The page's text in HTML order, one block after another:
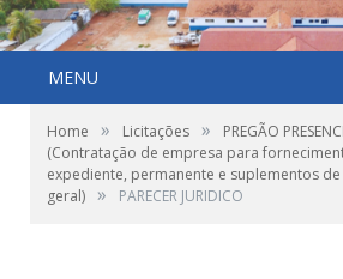
MENU
Home » Licitações »
PREGÃO
(Contratação de empresa para
expediente, permanente e suplementos
geral) » PARECER JURIDICO